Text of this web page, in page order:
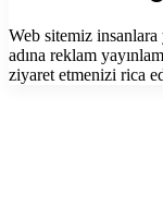
Web sitemiz insanlara
adına reklam
ziyaret etmenizi rica